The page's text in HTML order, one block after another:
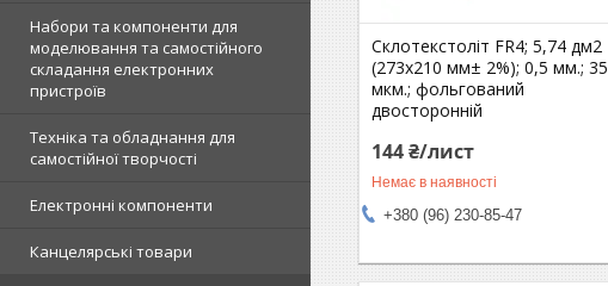
Набори та компоненти для
моделювання та самостійного
складання електронних
пристроїв
Техніка та обладнання для
самостійної творчості
Електронні компоненти
Канцелярські товари
Склотекстоліт FR4; 5,74 дм2
(273х210 мм± 2%); 0,5 мм.; 35
мкм.; фольгований
двосторонній
144 ₴/лист
Немає в наявності
+380 (96) 230-85-47